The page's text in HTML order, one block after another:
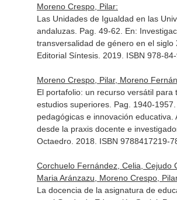
Moreno Crespo, Pilar:
Las Unidades de Igualdad en las
andaluzas. Pag. 49-62. En:
transversalidad de género en el siglo
Editorial Síntesis. 2019. ISBN 978-
Moreno Crespo, Pilar, Moreno
El portafolio: un recurso versátil para
estudios superiores. Pag. 1940-1957.
pedagógicas e innovación educativa.
desde la praxis docente e
Octaedro. 2018. ISBN 9788417219-
Corchuelo Fernández, Celia, Cejudo
Maria Aránzazu, Moreno Crespo,
La docencia de la asignatura de